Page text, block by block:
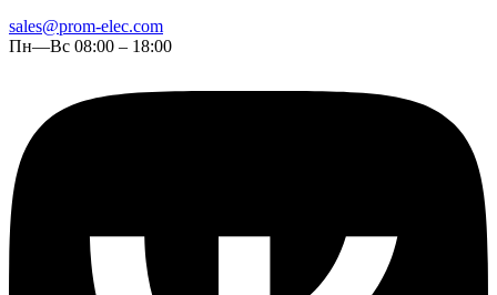
sales@prom-elec.com
Пн—Вс 08:00 – 18:00